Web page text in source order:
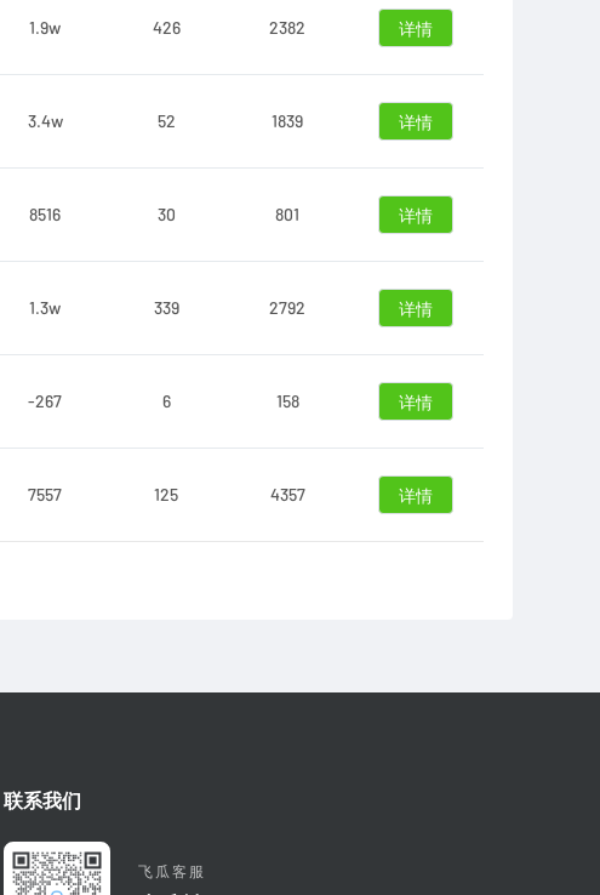
1.9w 426 2382 详情
3.4w 52 1839 详情
8516 30 801 详情
1.3w 339 2792 详情
-267 6 158 详情
7557 125 4357 详情
联系我们
飞瓜客服